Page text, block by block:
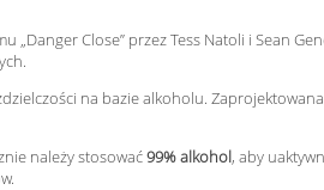
„Danger Close” przez Tess Natoli i Sean
na bazie alkoholu.
należy stosować99% alkohol, aby